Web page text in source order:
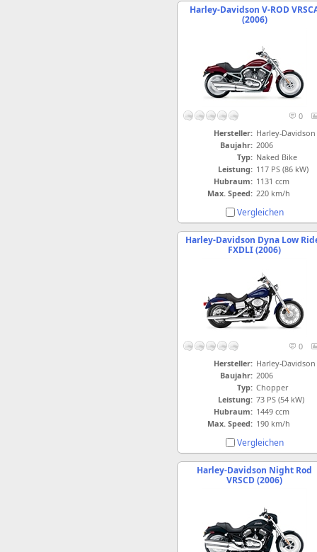
Harley-Davidson V-ROD
(2006)
0
Hersteller: Harley-Davidson
Baujahr: 2006
Typ: Naked Bike
Leistung: 117 PS (86 kW)
Hubraum: 1131 ccm
Max. Speed: 220 km/h
Vergleichen
Harley-Davidson Dyna Low
FXDLI (2006)
0
Hersteller: Harley-Davidson
Baujahr: 2006
Typ: Chopper
Leistung: 73 PS (54 kW)
Hubraum: 1449 ccm
Max. Speed: 190 km/h
Vergleichen
Harley-Davidson Night Rod
VRSCD (2006)